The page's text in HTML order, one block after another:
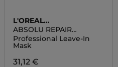
L'OREAL
PROFESSIONNEL
ABSOLU REPAIR
MOLECOLAR
Professional Leave-In
Mask
31,12 €